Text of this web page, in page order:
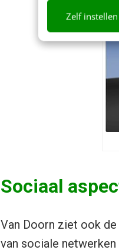
Zelf instellen
Sociaal
Van Doorn ziet ook
van sociale